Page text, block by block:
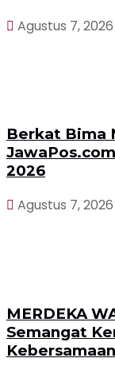
Agustus 7, 2026
Berkat Bima
2026
Agustus 7, 2026
MERDEKA
Semangat